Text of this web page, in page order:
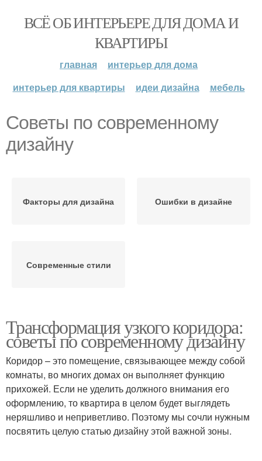
ВСЁ ОБ ИНТЕРЬЕРЕ ДЛЯ ДОМА И
КВАРТИРЫ
главная
интерьер для дома
интерьер для квартиры
идеи дизайна мебель
Советы по современному
дизайну
Факторы для дизайна Ошибки в дизайне
Современные стили
Трансформация узкого коридора:
советы по современному дизайну
Коридор – это помещение, связывающее между собой
комнаты, во многих домах он выполняет функцию
прихожей. Если не уделить должного внимания его
оформлению, то квартира в целом будет выглядеть
неряшливо и неприветливо. Поэтому мы сочли нужным
посвятить целую статью дизайну этой важной зоны.